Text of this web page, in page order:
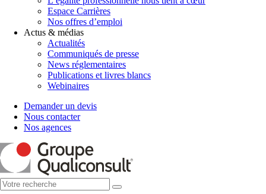
Espace Carrières
Nos offres d’emploi
Actus & médias
Actualités
Communiqués de presse
News réglementaires
Publications et livres blancs
Webinaires
Demander un devis
Nous contacter
Nos agences